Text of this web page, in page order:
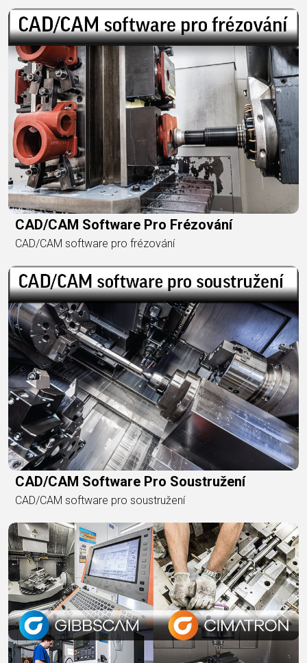
CAD/CAM Software Pro Frézování
CAD/CAM software pro frézování
CAD/CAM Software Pro Soustružení
CAD/CAM software pro soustružení